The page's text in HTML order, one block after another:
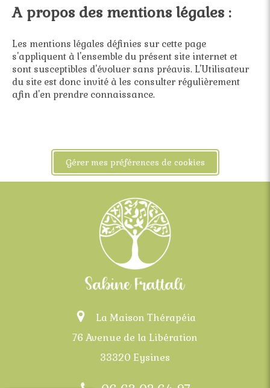
A propos des mentions légales :
Les mentions légales définies sur cette page
s'appliquent à l'ensemble du présent site internet et
sont susceptibles d'évoluer sans préavis. L'Utilisateur
du site est donc invité à les consulter régulièrement
afin d'en prendre connaissance.
Gérer mes préférences de cookies
La Maison Thérapéia
76 Avenue de la Libération
33320 Eysines